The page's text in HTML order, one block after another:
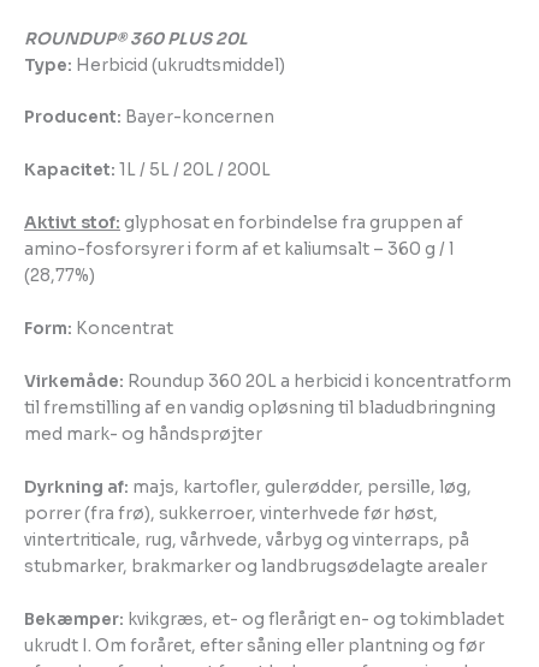
ROUNDUP® 360 PLUS 20L
Type: Herbicid (ukrudtsmiddel)
Producent: Bayer-koncernen
Kapacitet: 1L / 5L / 20L / 200L
Aktivt stof: glyphosat en forbindelse fra gruppen af
amino-fosforsyrer i form af et kaliumsalt – 360 g / l
(28,77%)
Form: Koncentrat
Virkemåde: Roundup 360 20La herbicid i koncentratform
til fremstilling af en vandig opløsning til bladudbringning
med mark- og håndsprøjter
Dyrkning af: majs, kartofler, gulerødder, persille, løg,
porrer (fra frø), sukkerroer, vinterhvede før høst,
vintertriticale, rug, vårhvede, vårbyg og vinterraps, på
stubmarker, brakmarker og landbrugsødelagte arealer
Bekæmper: kvikgræs, et- og flerårigt en- og tokimbladet
ukrudt I. Om foråret, efter såning eller plantning og før